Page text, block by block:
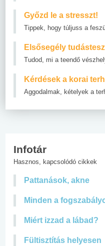
Győzd le a stresszt!
Tippek, hogy túljuss a
Elsősegély
Tudod, mi a teendő
Kérdések a korai
Aggodalmak, kételyek a
Infotár
Hasznos, kapcsolódó cikkek
Pattanások, akne
Minden a
Miért izzad a lábad?
Fültisztítás helyesen